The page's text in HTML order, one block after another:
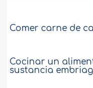
Comer carne de
Cocinar un
sustancia